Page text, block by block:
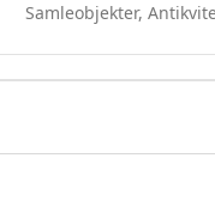
Samleobjekter,